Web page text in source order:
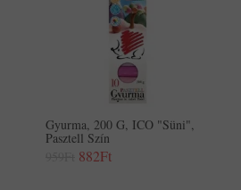
Gyurma, 200 G, ICO "Süni",
Pasztell Szín
882Ft